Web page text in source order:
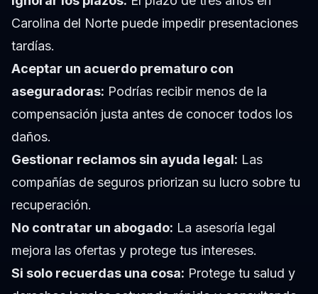
Carolina del Norte puede impedir presentaciones
tardías.
Aceptar un acuerdo prematuro con
aseguradoras: Podrías recibir menos de la
compensación justa antes de conocer todos los
daños.
Gestionar reclamos sin ayuda legal: Las
compañías de seguros priorizan su lucro sobre tu
recuperación.
No contratar un abogado: La asesoría legal
mejora las ofertas y protege tus intereses.
Si solo recuerdas una cosa: Protege tu salud y